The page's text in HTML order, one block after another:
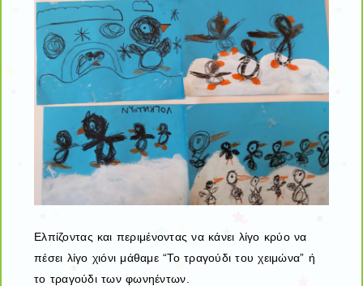
Ελπίζοντας και περιμένοντας να κάνει λίγο κρύο να
πέσει λίγο χιόνι μάθαμε “Το τραγούδι του χειμώνα” ή
το τραγούδι των φωνηέντων.